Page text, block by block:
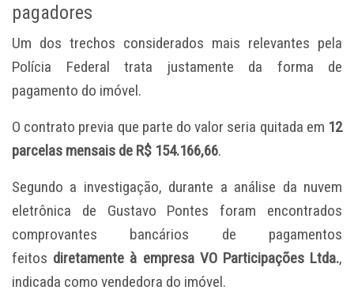
pagadores
Um dos trechos considerados mais relevantes pela
Polícia Federal trata justamente da forma de
pagamento do imóvel.
O contrato previa que parte do valor seria quitada em 12
parcelas mensais de R$ 154.166,66.
Segundo a investigação, durante a análise da nuvem
eletrônica de Gustavo Pontes foram encontrados
comprovantes bancários de pagamentos
feitos diretamente à empresa VO Participações Ltda.,
indicada como vendedora do imóvel.